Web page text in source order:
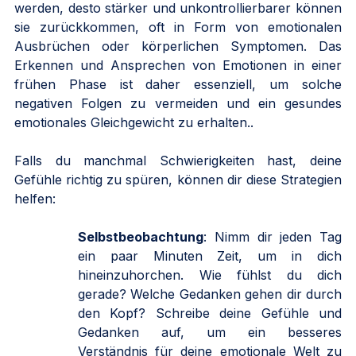
werden, desto stärker und unkontrollierbarer können
sie zurückkommen, oft in Form von emotionalen
Ausbrüchen oder körperlichen Symptomen. Das
Erkennen und Ansprechen von Emotionen in einer
frühen Phase ist daher essenziell, um solche
negativen Folgen zu vermeiden und ein gesundes
emotionales Gleichgewicht zu erhalten..
Falls du manchmal Schwierigkeiten hast, deine
Gefühle richtig zu spüren, können dir diese Strategien
helfen:
Selbstbeobachtung: Nimm dir jeden Tag
ein paar Minuten Zeit, um in dich
hineinzuhorchen. Wie fühlst du dich
gerade? Welche Gedanken gehen dir durch
den Kopf? Schreibe deine Gefühle und
Gedanken auf, um ein besseres
Verständnis für deine emotionale Welt zu